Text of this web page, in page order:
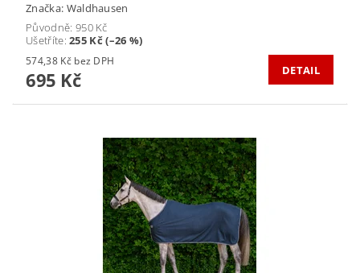
Značka: Waldhausen
Původně: 950 Kč
Ušetříte:255 Kč (–26 %)
574,38 Kč bez DPH
695 Kč DETAIL